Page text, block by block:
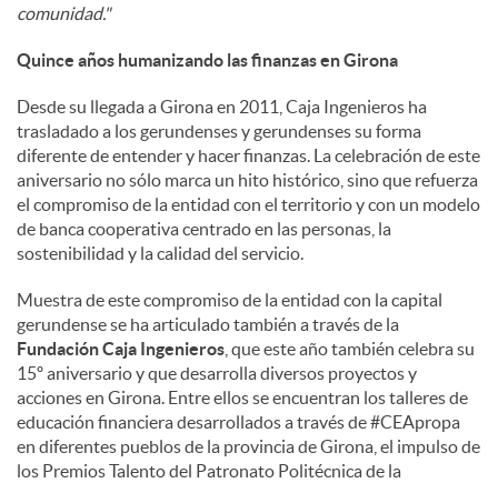
comunidad."
Quince años humanizando las finanzas en Girona
Desde su llegada a Girona en 2011, Caja Ingenieros ha
trasladado a los gerundenses y gerundenses su forma
diferente de entender y hacer finanzas. La celebración de este
aniversario no sólo marca un hito histórico, sino que refuerza
el compromiso de la entidad con el territorio y con un modelo
de banca cooperativa centrado en las personas, la
sostenibilidad y la calidad del servicio.
Muestra de este compromiso de la entidad con la capital
gerundense se ha articulado también a través de la
Fundación Caja Ingenieros , que este año también celebra su
15º aniversario y que desarrolla diversos proyectos y
acciones en Girona. Entre ellos se encuentran los talleres de
educación financiera desarrollados a través de #CEApropa
en diferentes pueblos de la provincia de Girona, el impulso de
los Premios Talento del Patronato Politécnica de la